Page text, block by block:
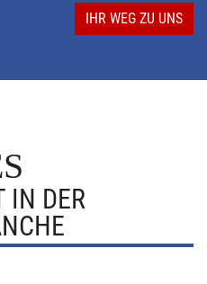
IHR WEG ZU UNS
IN DER